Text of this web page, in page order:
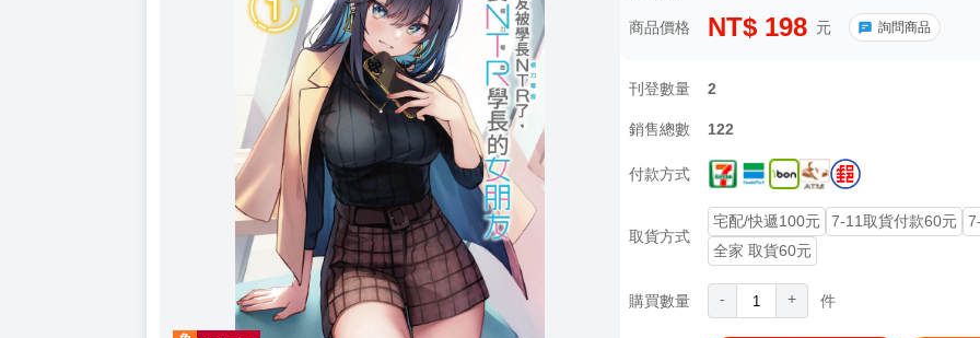
商品價格 NT$ 198 元 詢問商品
刊登數量 2
銷售總數 122
付款方式
取貨方式
宅配/快遞100元 7-11取貨付款60元
全家 取貨60元
購買數量 - + 件